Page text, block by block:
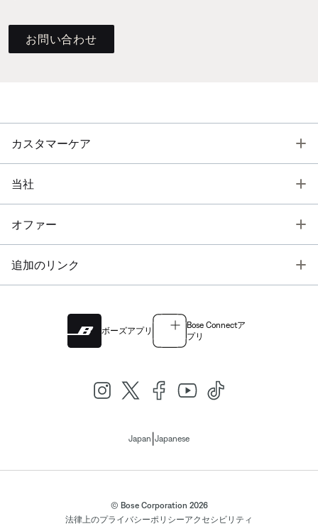
お問い合わせ
カスタマーケア
当社
オファー
追加のリンク
ボーズアプリ
Bose Connectア
プリ
Japan Japanese
© Bose Corporation 2026
法律上のプライバシーポリシーアクセシビリティ